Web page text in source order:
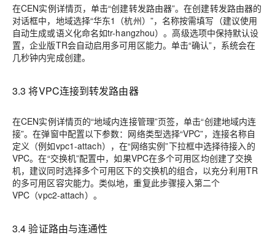
在CEN实例详情页，单击“创建转发路由器”。在创建转发路由器的
对话框中，地域选择“华东1（杭州）”，名称按需填写（建议使用
自动生成或语义化命名如tr-hangzhou）。高级选项中保持默认设
置，企业版TR会自动启用多可用区能力。单击“确认”，系统会在
几秒钟内完成创建。
3.3 将VPC连接到转发路由器
在CEN实例详情页的“地域内连接管理”页签，单击“创建地域内连
接”。在弹窗中配置以下参数：网络类型选择“VPC”，连接名称自
定义（例如vpc1-attach），在“网络实例”下拉框中选择待接入的
VPC。在“交换机”配置中，如果VPC在多个可用区均创建了交换
机，建议同时选择多个可用区下的交换机的组合，以充分利用TR
的多可用区容灾能力。类似地，重复此步骤接入第二个
VPC（vpc2-attach）。
3.4 验证路由与连通性